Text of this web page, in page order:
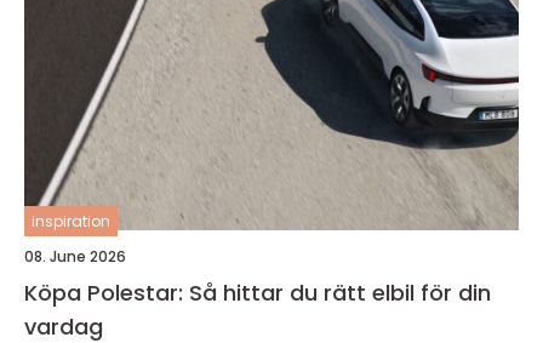
inspiration
08. June 2026
Köpa Polestar: Så hittar du rätt elbil för din
vardag